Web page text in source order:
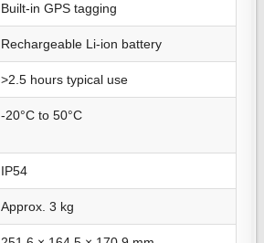
Built-in GPS tagging
Rechargeable Li-ion battery
>2.5 hours typical use
-20°C to 50°C
IP54
Approx. 3 kg